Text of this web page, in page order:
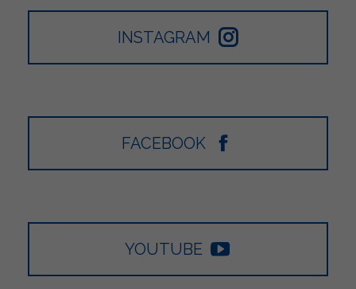
INSTAGRAM
FACEBOOK
YOUTUBE